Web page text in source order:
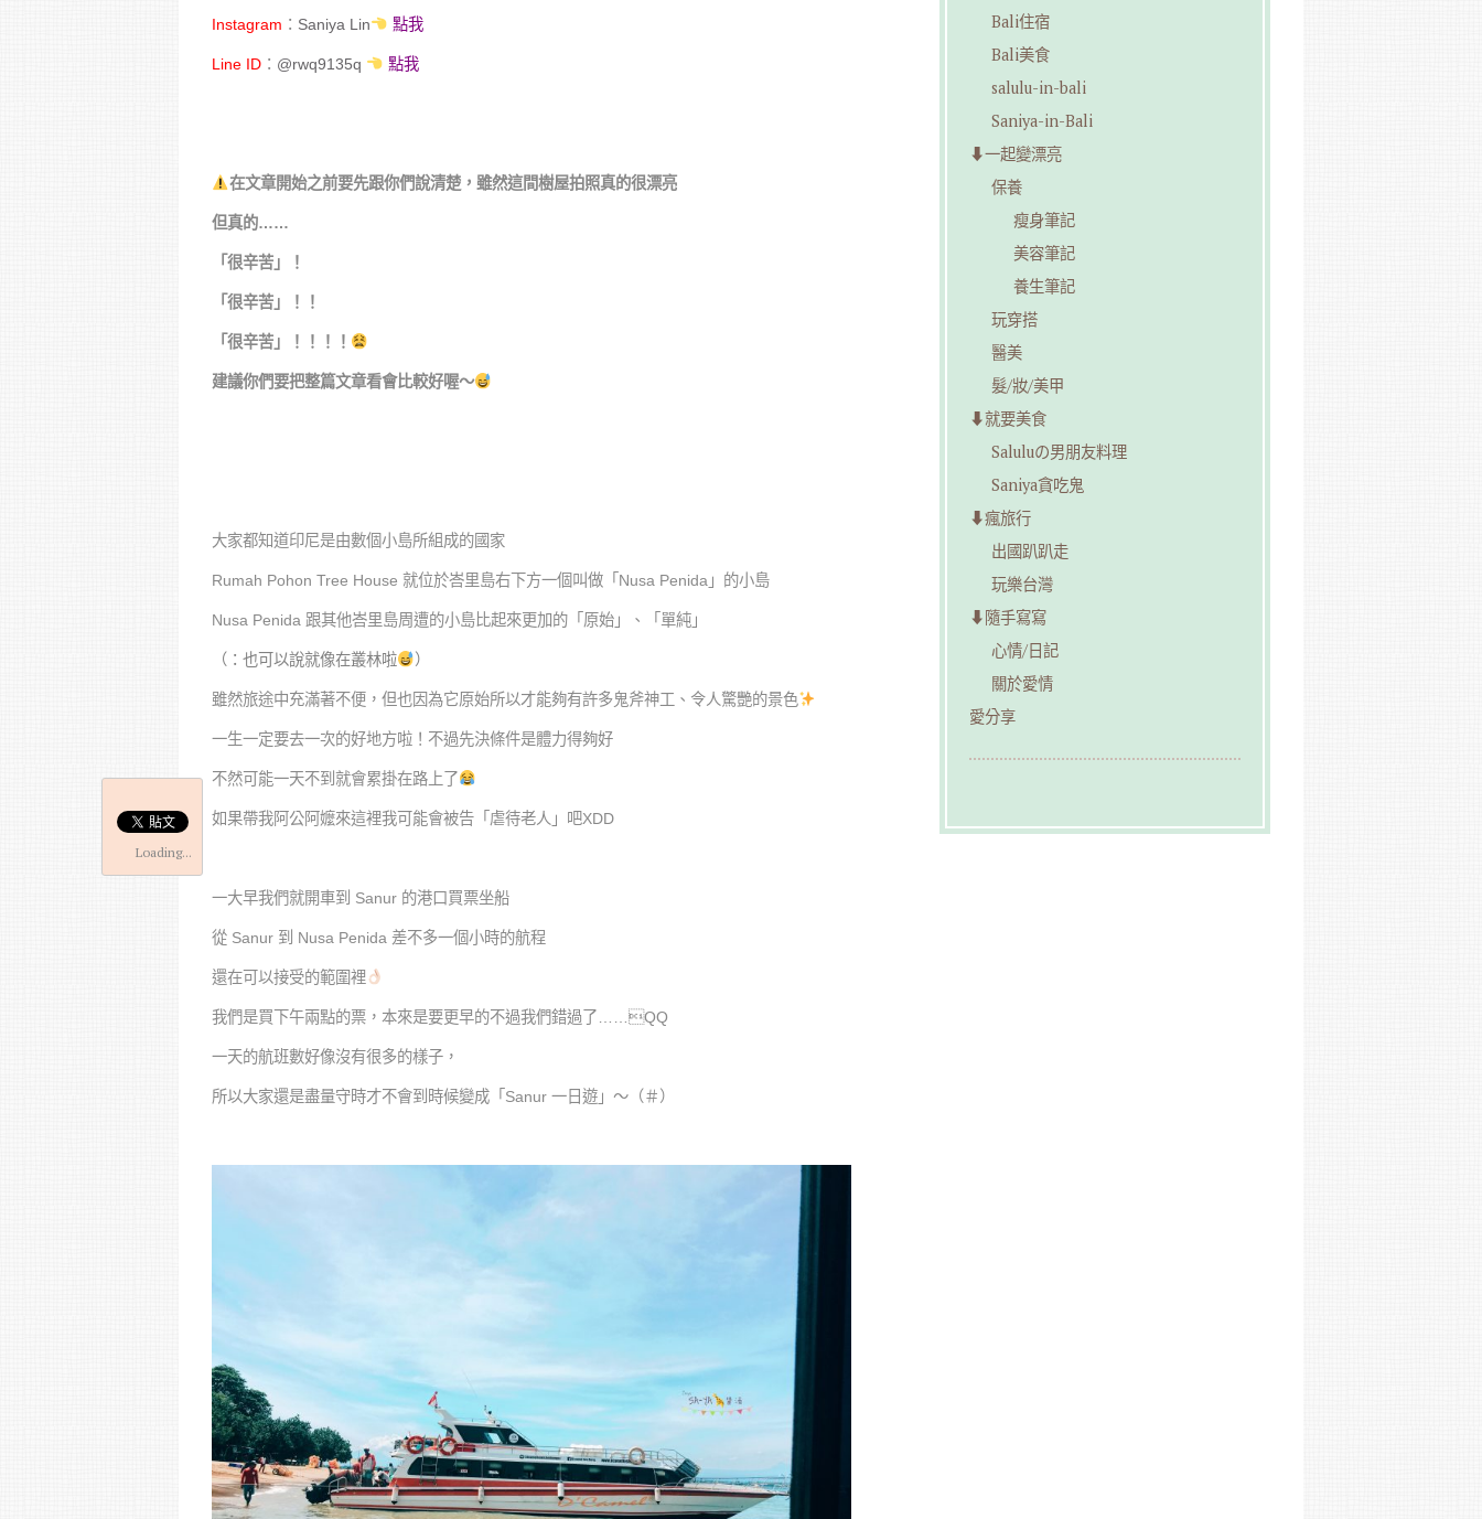
Loading...
Instagram ： Saniya Lin 點我
Line ID ： @rwq9135q 點我
在文章開始之前要先跟你們說清楚，雖然這間樹屋拍照真的很漂亮
但真的……
「很辛苦」！
「很辛苦」！！
「很辛苦」！！！！
建議你們要把整篇文章看會比較好喔～
大家都知道印尼是由數個小島所組成的國家
Rumah Pohon Tree House 就位於峇里島右下方一個叫做「Nusa Penida」的小島
Nusa Penida 跟其他峇里島周遭的小島比起來更加的「原始」、「單純」
（：也可以說就像在叢林啦 ）
雖然旅途中充滿著不便，但也因為它原始所以才能夠有許多鬼斧神工、令人驚艷的景色
一生一定要去一次的好地方啦！不過先決條件是體力得夠好
不然可能一天不到就會累掛在路上了
如果帶我阿公阿嬤來這裡我可能會被告「虐待老人」吧XDD
一大早我們就開車到 Sanur 的港口買票坐船
從 Sanur 到 Nusa Penida 差不多一個小時的航程
還在可以接受的範圍裡
我們是買下午兩點的票，本來是要更早的不過我們錯過了……QQ
一天的航班數好像沒有很多的樣子，
所以大家還是盡量守時才不會到時候變成「Sanur 一日遊」～（＃）
Bali住宿
Bali美食
salulu-in-bali
Saniya-in-Bali
⬇︎一起變漂亮
保養
瘦身筆記
美容筆記
養生筆記
玩穿搭
醫美
髮/妝/美甲
⬇︎就要美食
Saluluの男朋友料理
Saniya貪吃鬼
⬇︎瘋旅行
出國趴趴走
玩樂台灣
⬇︎隨手寫寫
心情/日記
關於愛情
愛分享